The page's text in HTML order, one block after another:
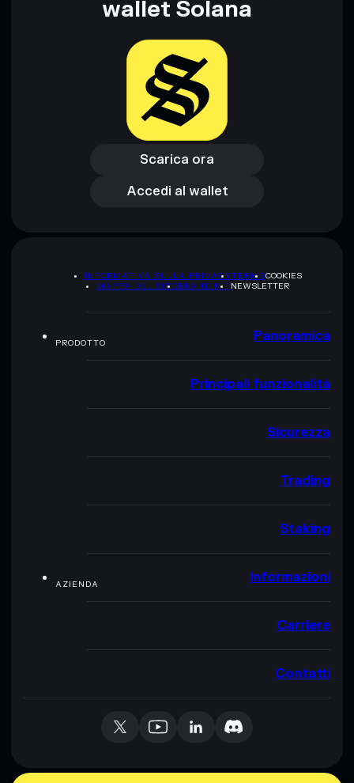
wallet Solana
Scarica ora
Scarica ora
Accedi al wallet
Accedi al wallet
INFORMATIVA SULLA PRIVACYTERMSCOOKIES
MAPPA DEL SITOBRAND KITNEWSLETTER
PRODOTTO Panoramica
Principali funzionalità
Sicurezza
Trading
Staking
AZIENDA Informazioni
Carriere
Contatti